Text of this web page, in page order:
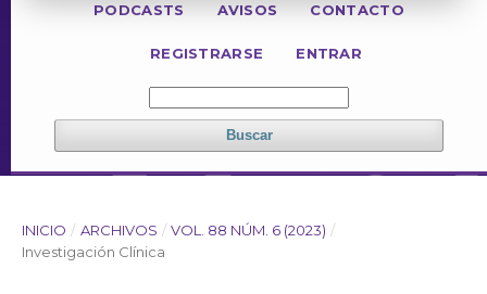
PODCASTS AVISOS CONTACTO
REGISTRARSE ENTRAR
Buscar
INICIO / ARCHIVOS / VOL. 88 NÚM. 6 (2023) /
Investigación Clínica